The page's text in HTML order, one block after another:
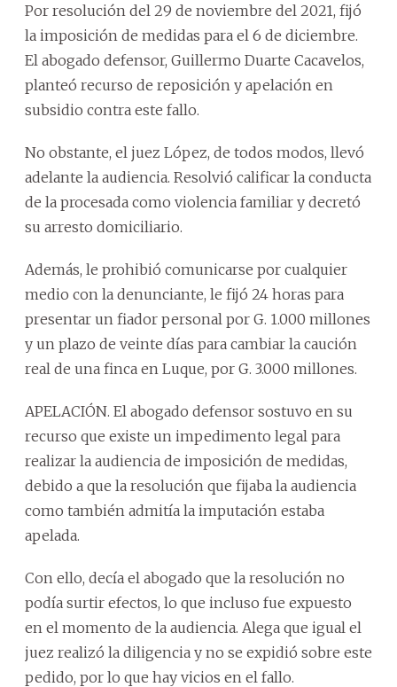
Por resolución del 29 de noviembre del 2021, fijó
la imposición de medidas para el 6 de diciembre.
El abogado defensor, Guillermo Duarte Cacavelos,
planteó recurso de reposición y apelación en
subsidio contra este fallo.
No obstante, el juez López, de todos modos, llevó
adelante la audiencia. Resolvió calificar la conducta
de la procesada como violencia familiar y decretó
su arresto domiciliario.
Además, le prohibió comunicarse por cualquier
medio con la denunciante, le fijó 24 horas para
presentar un fiador personal por G. 1.000 millones
y un plazo de veinte días para cambiar la caución
real de una finca en Luque, por G. 3.000 millones.
APELACIÓN. El abogado defensor sostuvo en su
recurso que existe un impedimento legal para
realizar la audiencia de imposición de medidas,
debido a que la resolución que fijaba la audiencia
como también admitía la imputación estaba
apelada.
Con ello, decía el abogado que la resolución no
podía surtir efectos, lo que incluso fue expuesto
en el momento de la audiencia. Alega que igual el
juez realizó la diligencia y no se expidió sobre este
pedido, por lo que hay vicios en el fallo.